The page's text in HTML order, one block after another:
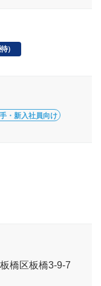
）
・新入社員向け
橋区板橋3-9-7